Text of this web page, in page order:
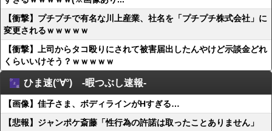
【衝撃】プチプチで有名な川上産業、社名を「プチプチ株式会社」に
変更されるｗｗｗｗｗ
【衝撃】上司からタコ殴りにされて被害届出したんやけど示談金どれ
くらいいけそう？ｗｗｗｗｗ
ひま速(°∀°) -暇つぶし速報-
【画像】佳子さま、ボディラインがHすぎる…
【悲報】ジャンポケ斎藤「性行為の許諾は取ったことありません」